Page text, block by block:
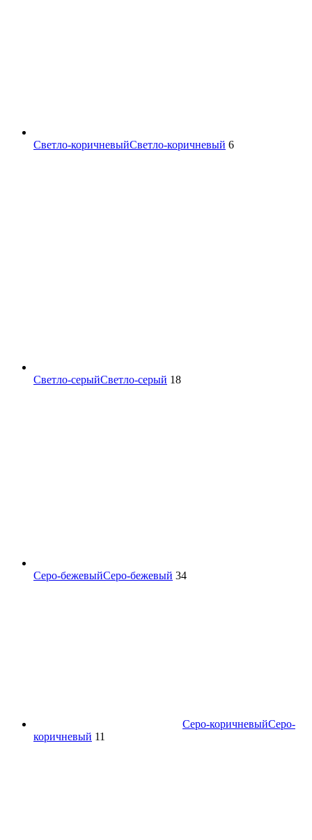
Светло-коричневыйСветло-коричневый 6
Светло-серыйСветло-серый 18
Серо-бежевыйСеро-бежевый 34
Серо-коричневыйСеро-
коричневый 11